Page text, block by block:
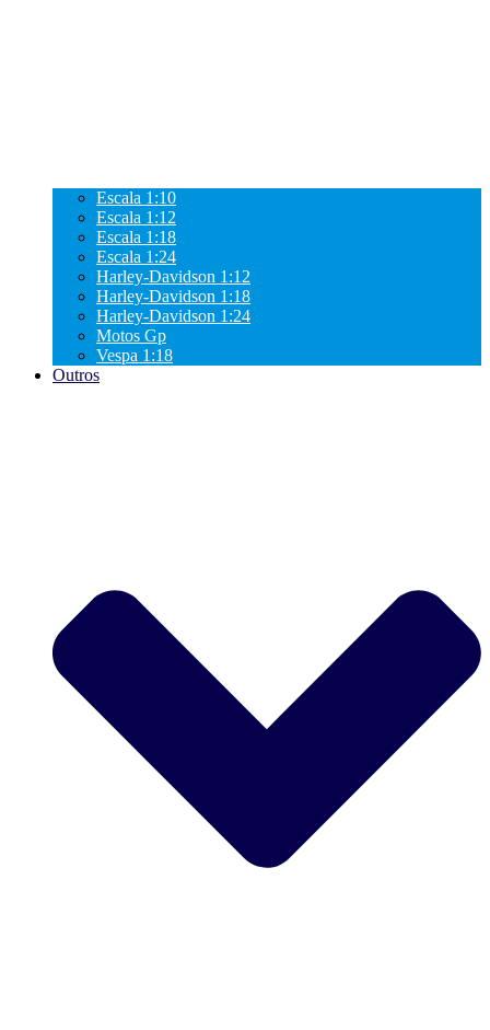
Escala 1:10
Escala 1:12
Escala 1:18
Escala 1:24
Harley-Davidson 1:12
Harley-Davidson 1:18
Harley-Davidson 1:24
Motos Gp
Vespa 1:18
Outros